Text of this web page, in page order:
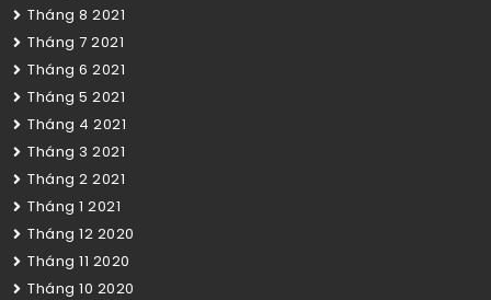
Tháng 8 2021
Tháng 7 2021
Tháng 6 2021
Tháng 5 2021
Tháng 4 2021
Tháng 3 2021
Tháng 2 2021
Tháng 1 2021
Tháng 12 2020
Tháng 11 2020
Tháng 10 2020